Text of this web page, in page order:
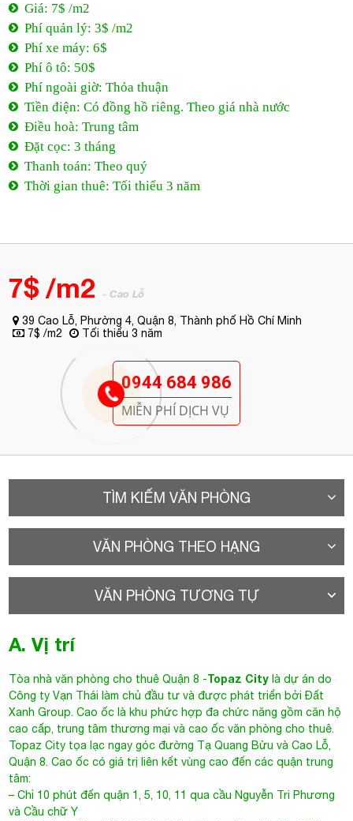
Giá: 7$ /m2
Phí quản lý: 3$ /m2
Phí xe máy: 6$
Phí ô tô: 50$
Phí ngoài giờ: Thỏa thuận
Tiền điện: Có đồng hồ riêng. Theo giá nhà nước
Điều hoà: Trung tâm
Đặt cọc: 3 tháng
Thanh toán: Theo quý
Thời gian thuê: Tối thiểu 3 năm
7$ /m2 - Cao Lỗ
39 Cao Lỗ, Phường 4, Quận 8, Thành phố Hồ Chí Minh
7$ /m2
Tối thiểu 3 năm
0944 684 986
MIỄN PHÍ DỊCH VỤ
TÌM KIẾM VĂN PHÒNG
VĂN PHÒNG THEO HẠNG
VĂN PHÒNG TƯƠNG TỰ
A. Vị trí
Tòa nhà văn phòng cho thuê Quận 8 -Topaz City là dự án do
Công ty Vạn Thái làm chủ đầu tư và được phát triển bởi Đất
Xanh Group. Cao ốc là khu phức hợp đa chức năng gồm căn hộ
cao cấp, trung tâm thương mại và cao ốc văn phòng cho thuê.
Topaz City tọa lạc ngay góc đường Tạ Quang Bửu và Cao Lỗ,
Quận 8. Cao ốc có giá trị liên kết vùng cao đến các quận trung
tâm:
– Chỉ 10 phút đến quận 1, 5, 10, 11 qua cầu Nguyễn Tri Phương
và Cầu chữ Y